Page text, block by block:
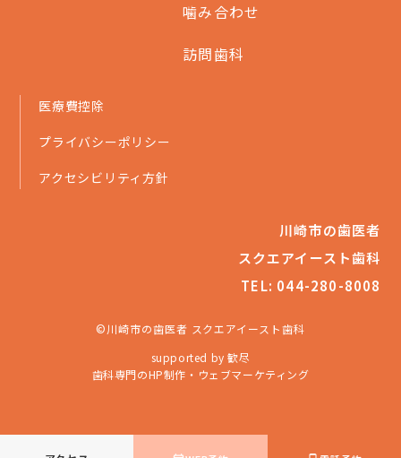
噛み合わせ
訪問歯科
医療費控除
プライバシーポリシー
アクセシビリティ方針
川崎市の歯医者
スクエアイースト歯科
TEL: 044-280-8008
©川崎市の歯医者 スクエアイースト歯科
supported by 歓尽
歯科専門のHP制作・ウェブマーケティング